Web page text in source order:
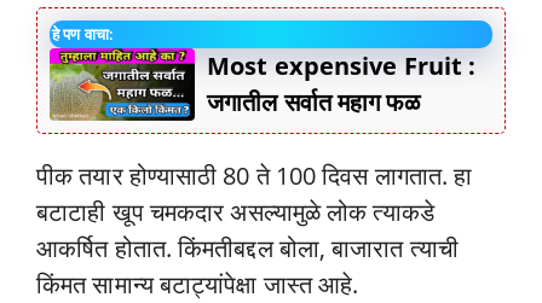
हे पण वाचा:
Most expensive Fruit :
जगातील सर्वात महाग फळ
पीक तयार होण्यासाठी 80 ते 100 दिवस लागतात. हा
बटाटाही खूप चमकदार असल्यामुळे लोक त्याकडे
आकर्षित होतात. किंमतीबद्दल बोला, बाजारात त्याची
किंमत सामान्य बटाट्यांपेक्षा जास्त आहे.